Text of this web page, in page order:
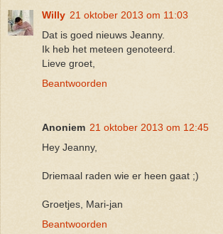
Willy 21 oktober 2013 om 11:03
Dat is goed nieuws Jeanny.
Ik heb het meteen genoteerd.
Lieve groet,
Beantwoorden
Anoniem 21 oktober 2013 om 12:45
Hey Jeanny,
Driemaal raden wie er heen gaat ;)
Groetjes, Mari-jan
Beantwoorden